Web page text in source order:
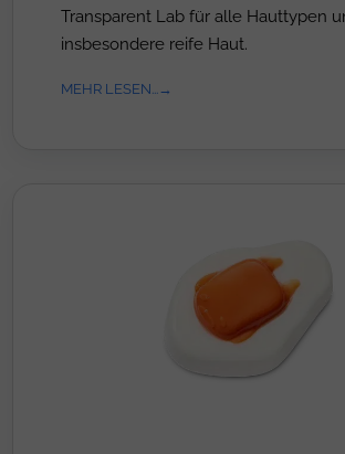
Transparent Lab für alle Hauttypen
insbesondere reife Haut.
MEHR LESEN...